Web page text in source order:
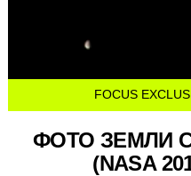
FOCUS
ФОТО ЗЕМЛИ
(NASA